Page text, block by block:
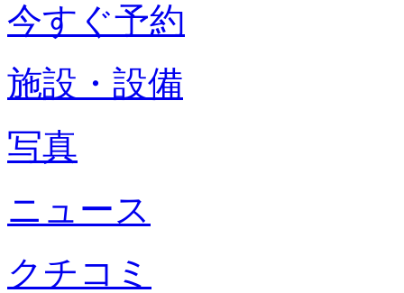
今すぐ予約
施設・設備
写真
ニュース
クチコミ